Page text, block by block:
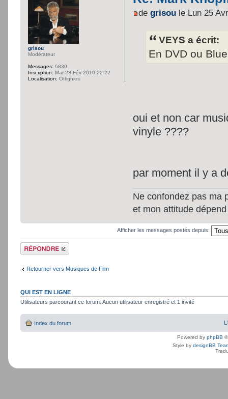
degrisou le Lun 25
VEYS a écrit:
En DVD ou
oui et non car
vinyle ????
par moment il y a
Ne confondez pas ma
et mon attitude
grisou
Modérateur
Messages: 6830
Inscription: Mar 23 Fév 2010 22:22
Localisation: Ottignies
Afficher les messages postés depuis:
Répondre
Retourner vers Musiques de Film
QUI EST EN LIGNE
Utilisateurs parcourant ce forum: Aucun utilisateur enregistré et 1 invité
Index du forum
Powered by phpBB
Style by designBB